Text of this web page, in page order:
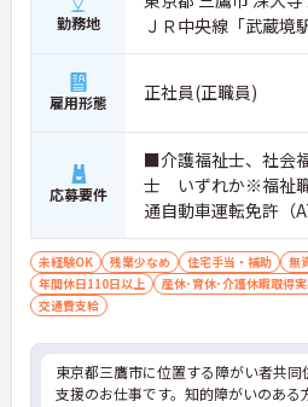
勤務地
ＪＲ中央線「武蔵境
雇用形態 正社員(正職員)
応募要件
■介護福祉士、社会
士 いずれか※福祉
通自動車運転免許（
＜求める人物像＞法
考えてもらえる方
未経験OK 残業少なめ 住宅手当・補助 無
年間休日110日以上
産休･育休･介護休暇取得
交通費支給
東京都三鷹市に位置する障がい者共同
支援のお仕事です。知的障がいのある